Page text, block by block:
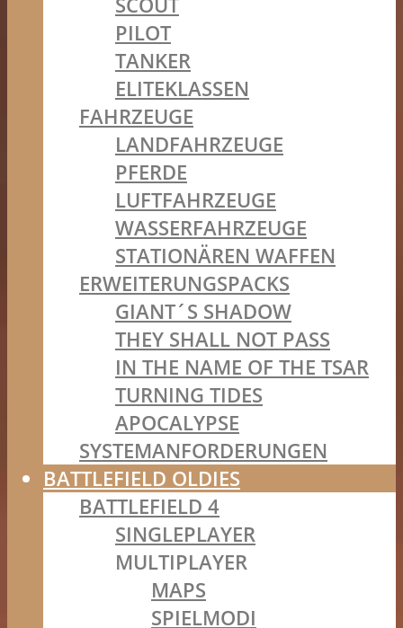
PILOT
TANKER
ELITEKLASSEN
FAHRZEUGE
LANDFAHRZEUGE
PFERDE
LUFTFAHRZEUGE
WASSERFAHRZEUGE
STATIONÄREN WAFFEN
ERWEITERUNGSPACKS
GIANT´S SHADOW
THEY SHALL NOT PASS
IN THE NAME OF THE TSAR
TURNING TIDES
APOCALYPSE
SYSTEMANFORDERUNGEN
BATTLEFIELD OLDIES
BATTLEFIELD 4
SINGLEPLAYER
MULTIPLAYER
MAPS
SPIELMODI